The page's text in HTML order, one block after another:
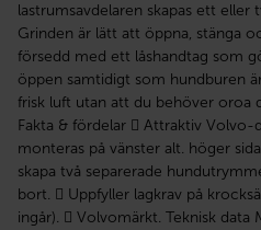
lastrumsavdelaren skapas ett eller
Grinden är lätt att öppna, stänga
försedd med ett låshandtag som
öppen samtidigt som hundburen
frisk luft utan att du behöver oroa
Fakta & fördelar  Attraktiv Volvo-
monteras på vänster alt. höger
skapa två separerade
bort.  Uppfyller lagkrav på
ingår).  Volvomärkt. Teknisk data